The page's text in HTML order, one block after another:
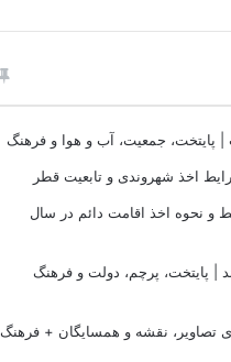
پایتخت، جمعیت، آب و هوا و فرهنگ
اخذ شهروندی و تابعیت قطر
و نحوه اخذ اقامت دائم در سال
| پایتخت، پرچم، دولت و فرهنگ
تصاویر، نقشه و همسایگان + فرهنگ